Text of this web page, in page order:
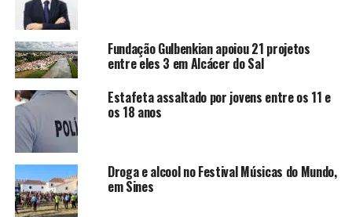
Fundação Gulbenkian apoiou 21 projetos
entre eles 3 em Alcácer do Sal
Estafeta assaltado por jovens entre os 11 e
os 18 anos
Droga e alcool no Festival Músicas do Mundo,
em Sines